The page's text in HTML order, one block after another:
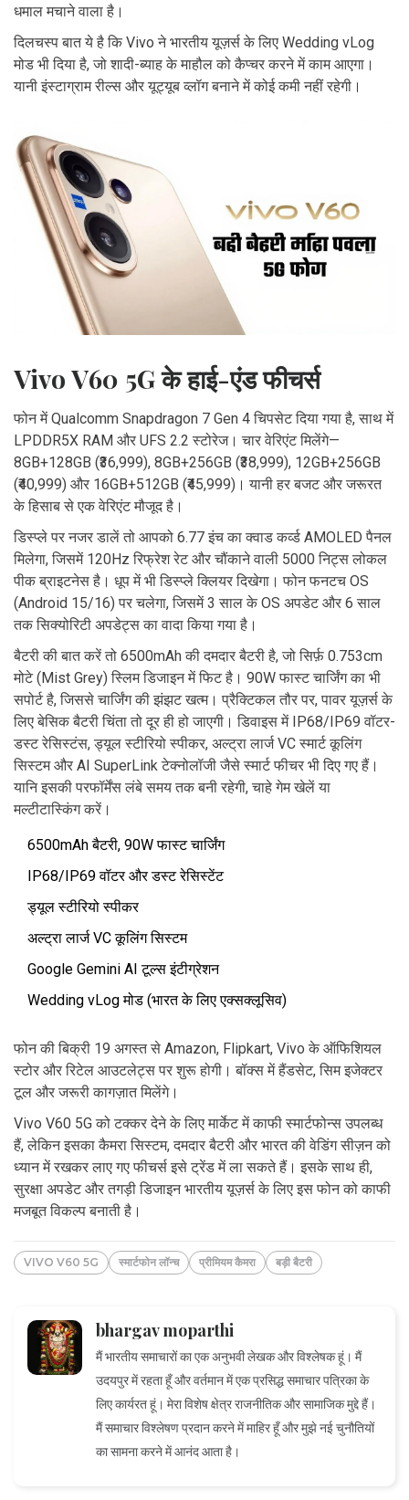
धमाल मचाने वाला है।
दिलचस्प बात ये है कि Vivo ने भारतीय यूज़र्स के लिए Wedding vLog
मोड भी दिया है, जो शादी-ब्याह के माहौल को कैप्चर करने में काम आएगा।
यानी इंस्टाग्राम रील्स और यूट्यूब व्लॉग बनाने में कोई कमी नहीं रहेगी।
Vivo V60 5G के हाई-एंड फीचर्स
फोन में Qualcomm Snapdragon 7 Gen 4 चिपसेट दिया गया है, साथ में
LPDDR5X RAM और UFS 2.2 स्टोरेज। चार वेरिएंट मिलेंगे—
8GB+128GB (₹36,999), 8GB+256GB (₹38,999), 12GB+256GB
(₹40,999) और 16GB+512GB (₹45,999)। यानी हर बजट और जरूरत
के हिसाब से एक वेरिएंट मौजूद है।
डिस्प्ले पर नजर डालें तो आपको 6.77 इंच का क्वाड कर्व्ड AMOLED पैनल
मिलेगा, जिसमें 120Hz रिफ्रेश रेट और चौंकाने वाली 5000 निट्स लोकल
पीक ब्राइटनेस है। धूप में भी डिस्प्ले क्लियर दिखेगा। फोन फनटच OS
(Android 15/16) पर चलेगा, जिसमें 3 साल के OS अपडेट और 6 साल
तक सिक्योरिटी अपडेट्स का वादा किया गया है।
बैटरी की बात करें तो 6500mAh की दमदार बैटरी है, जो सिर्फ़ 0.753cm
मोटे (Mist Grey) स्लिम डिजाइन में फिट है। 90W फास्ट चार्जिंग का भी
सपोर्ट है, जिससे चार्जिंग की झंझट खत्म। प्रैक्टिकल तौर पर, पावर यूज़र्स के
लिए बेसिक बैटरी चिंता तो दूर ही हो जाएगी। डिवाइस में IP68/IP69 वॉटर-
डस्ट रेसिस्टंस, ड्यूल स्टीरियो स्पीकर, अल्ट्रा लार्ज VC स्मार्ट कूलिंग
सिस्टम और AI SuperLink टेक्नोलॉजी जैसे स्मार्ट फीचर भी दिए गए हैं।
यानि इसकी परफॉर्मेंस लंबे समय तक बनी रहेगी, चाहे गेम खेलें या
मल्टीटास्किंग करें।
6500mAh बैटरी, 90W फास्ट चार्जिंग
IP68/IP69 वॉटर और डस्ट रेसिस्टेंट
ड्यूल स्टीरियो स्पीकर
अल्ट्रा लार्ज VC कूलिंग सिस्टम
Google Gemini AI टूल्स इंटीग्रेशन
Wedding vLog मोड (भारत के लिए एक्सक्लूसिव)
फोन की बिक्री 19 अगस्त से Amazon, Flipkart, Vivo के ऑफिशियल
स्टोर और रिटेल आउटलेट्स पर शुरू होगी। बॉक्स में हैंडसेट, सिम इजेक्टर
टूल और जरूरी कागज़ात मिलेंगे।
Vivo V60 5G को टक्कर देने के लिए मार्केट में काफी स्मार्टफोन्स उपलब्ध
हैं, लेकिन इसका कैमरा सिस्टम, दमदार बैटरी और भारत की वेडिंग सीज़न को
ध्यान में रखकर लाए गए फीचर्स इसे ट्रेंड में ला सकते हैं। इसके साथ ही,
सुरक्षा अपडेट और तगड़ी डिजाइन भारतीय यूज़र्स के लिए इस फोन को काफी
मजबूत विकल्प बनाती है।
VIVO V60 5G स्मार्टफोन लॉन्च प्रीमियम कैमरा बड़ी बैटरी
bhargav moparthi
मैं भारतीय समाचारों का एक अनुभवी लेखक और विश्लेषक हूं। मैं
उदयपुर में रहता हूँ और वर्तमान में एक प्रसिद्ध समाचार पत्रिका के
लिए कार्यरत हूं। मेरा विशेष क्षेत्र राजनीतिक और सामाजिक मुद्दे हैं।
मैं समाचार विश्लेषण प्रदान करने में माहिर हूँ और मुझे नई चुनौतियों
का सामना करने में आनंद आता है।